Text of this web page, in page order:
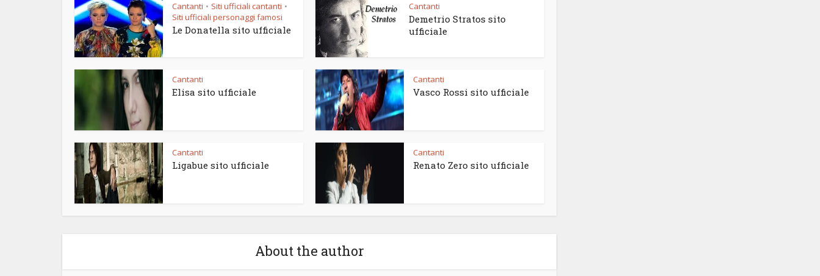
Cantanti • Siti ufficiali cantanti •
Siti ufficiali personaggi famosi
Le Donatella sito ufficiale
Cantanti
Demetrio Stratos sito
ufficiale
Cantanti
Elisa sito ufficiale
Cantanti
Vasco Rossi sito ufficiale
Cantanti
Ligabue sito ufficiale
Cantanti
Renato Zero sito ufficiale
About the author